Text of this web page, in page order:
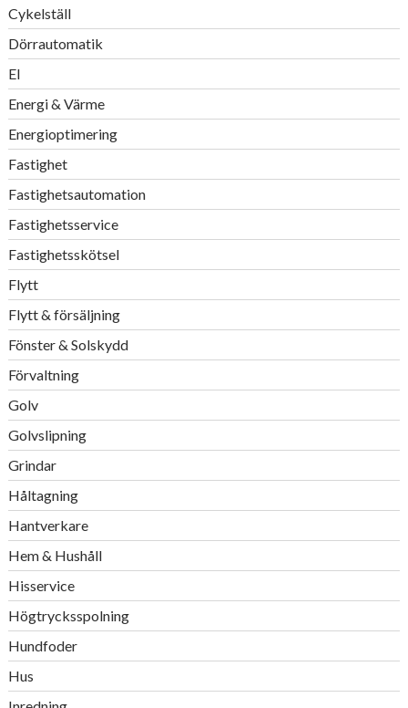
Cykelställ
Dörrautomatik
El
Energi & Värme
Energioptimering
Fastighet
Fastighetsautomation
Fastighetsservice
Fastighetsskötsel
Flytt
Flytt & försäljning
Fönster & Solskydd
Förvaltning
Golv
Golvslipning
Grindar
Håltagning
Hantverkare
Hem & Hushåll
Hisservice
Högtrycksspolning
Hundfoder
Hus